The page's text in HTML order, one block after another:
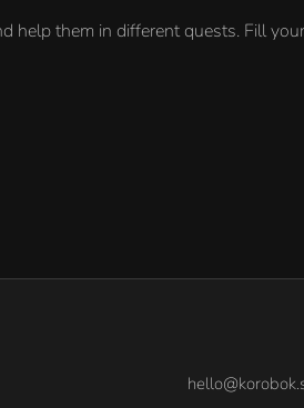
help them in different quests. Fill